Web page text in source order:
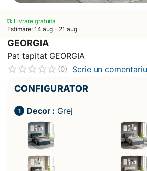
Livrare gratuita
Estimare: 14 aug - 21 aug
GEORGIA
Pat tapitat GEORGIA
(0) Scrie un comentariu
CONFIGURATOR
Decor : Grej